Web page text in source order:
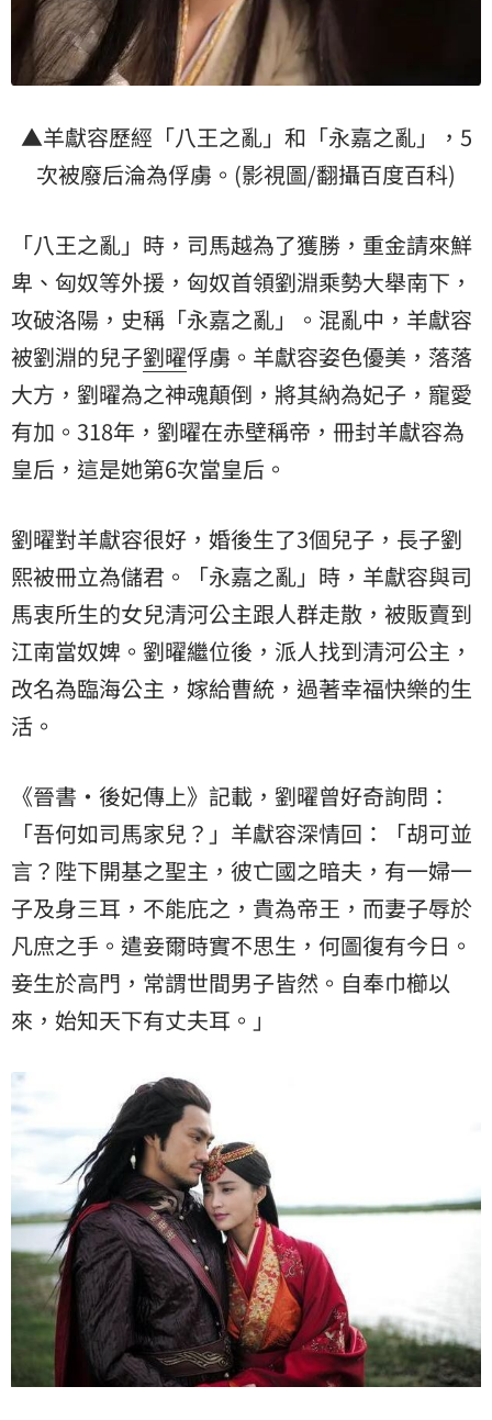
▲羊獻容歷經「八王之亂」和「永嘉之亂」，5
次被廢后淪為俘虜。(影視圖/翻攝百度百科)
「八王之亂」時，司馬越為了獲勝，重金請來鮮
卑、匈奴等外援，匈奴首領劉淵乘勢大舉南下，
攻破洛陽，史稱「永嘉之亂」。混亂中，羊獻容
被劉淵的兒子劉曜俘虜。羊獻容姿色優美，落落
大方，劉曜為之神魂顛倒，將其納為妃子，寵愛
有加。318年，劉曜在赤壁稱帝，冊封羊獻容為
皇后，這是她第6次當皇后。
劉曜對羊獻容很好，婚後生了3個兒子，長子劉
熙被冊立為儲君。「永嘉之亂」時，羊獻容與司
馬衷所生的女兒清河公主跟人群走散，被販賣到
江南當奴婢。劉曜繼位後，派人找到清河公主，
改名為臨海公主，嫁給曹統，過著幸福快樂的生
活。
《晉書・後妃傳上》記載，劉曜曾好奇詢問：
「吾何如司馬家兒？」羊獻容深情回：「胡可並
言？陛下開基之聖主，彼亡國之暗夫，有一婦一
子及身三耳，不能庇之，貴為帝王，而妻子辱於
凡庶之手。遣妾爾時實不思生，何圖復有今日。
妾生於高門，常謂世間男子皆然。自奉巾櫛以
來，始知天下有丈夫耳。」